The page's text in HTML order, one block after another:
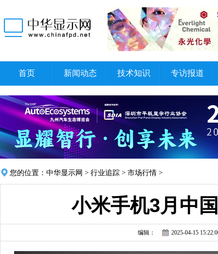
首页 新闻动态 技术知识 专访报道
您的位置： 中华显示网 > 行业追踪 > 市场行情 >
小米手机3月中
编辑： 2025-04-15